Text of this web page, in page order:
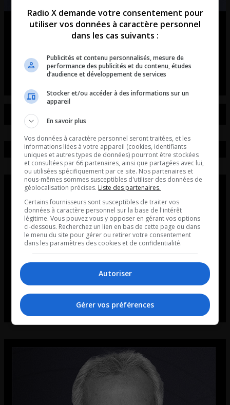
Ouellet en direct – Intégral du 07-
Ouellet en direct - Intégral du 07-08-2026
Radio X demande votre consentement pour
utiliser vos données à caractère personnel
dans les cas suivants :
Publicités et contenu personnalisés, mesure de
performance des publicités et du contenu, études
d’audience et développement de services
Stocker et/ou accéder à des informations sur un
appareil
En savoir plus
Vos données à caractère personnel seront traitées, et les
informations liées à votre appareil (cookies, identifiants
uniques et autres types de données) pourront être stockées
et consultées par 66 partenaires, ainsi que partagées avec lui,
ou utilisées spécifiquement par ce site. Nos partenaires et
nous-mêmes sommes susceptibles d'utiliser des données de
géolocalisation précises. Liste des partenaires.
Certains fournisseurs sont susceptibles de traiter vos
données à caractère personnel sur la base de l'intérêt
légitime. Vous pouvez vous y opposer en gérant vos options
ci-dessous. Recherchez un lien en bas de cette page ou dans
le menu du site pour gérer ou retirer votre consentement
dans les paramètres des cookies et de confidentialité.
Autoriser
Gérer vos préférences